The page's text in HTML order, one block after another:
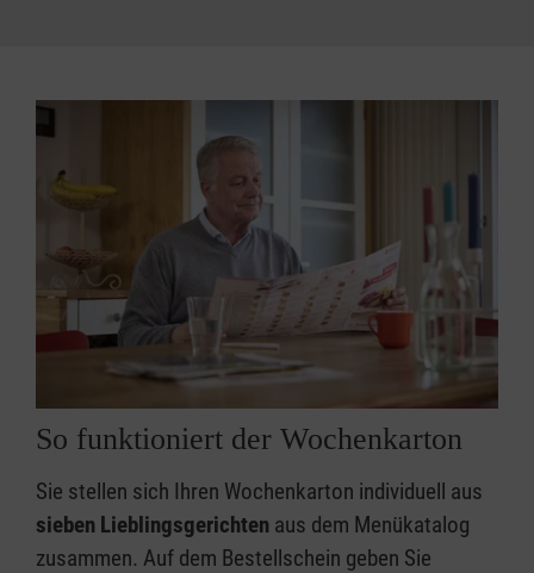
So funktioniert der Wochenkarton
Sie stellen sich Ihren Wochenkarton individuell aus
sieben Lieblingsgerichten aus dem Menükatalog
zusammen. Auf dem Bestellschein geben Sie